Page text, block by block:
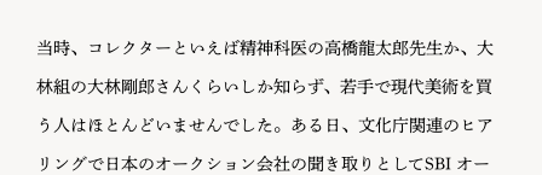
当時、コレクターといえば精神科医の高橋龍太郎先生か、大
林組の大林剛郎さんくらいしか知らず、若手で現代美術を買
う人はほとんどいませんでした。ある日、文化庁関連のヒア
リングで日本のオークション会社の聞き取りとしてSBI オー